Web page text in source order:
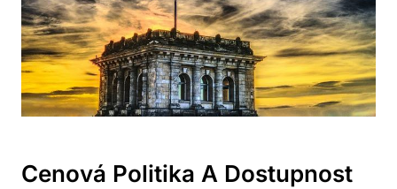
Cenová Politika A Dostupnost